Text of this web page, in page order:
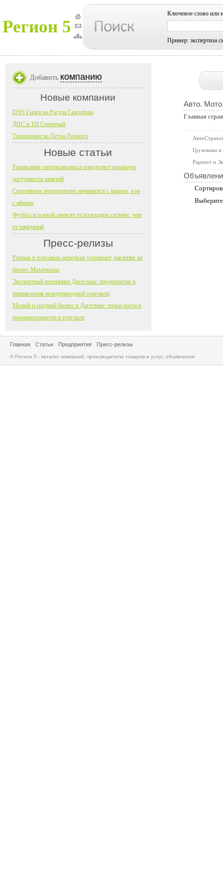
Регион 5
Ключевое слово или
Пример: экспертиза
Авто.
Главная
Грузовики
Раритет и
Добавить компанию
Новые компании
DNS Гипер на Расула Гамзатова
ДНС в ТЦ Северный
Технопоинт на Петра Первого
Новые статьи
Расписание спорткомплекса определяет реальную
доступность занятий
Спортивное мероприятие начинается с правил, а не
с афиши
Футбол и хоккей зависят от календаря сильнее, чем
от ожиданий
Пресс-релизы
Разрыв в торговых цепочках усиливает давление на
бизнес Махачкалы
Экспортный потенциал Дагестана: предприятия и
направления международной торговли
Малый и средний бизнес в Дагестане: точки роста в
промышленности и торговле
Главная Статьи Предприятия Пресс-релизы
© Регион 5 - каталог компаний, производители товаров и услуг, объявления